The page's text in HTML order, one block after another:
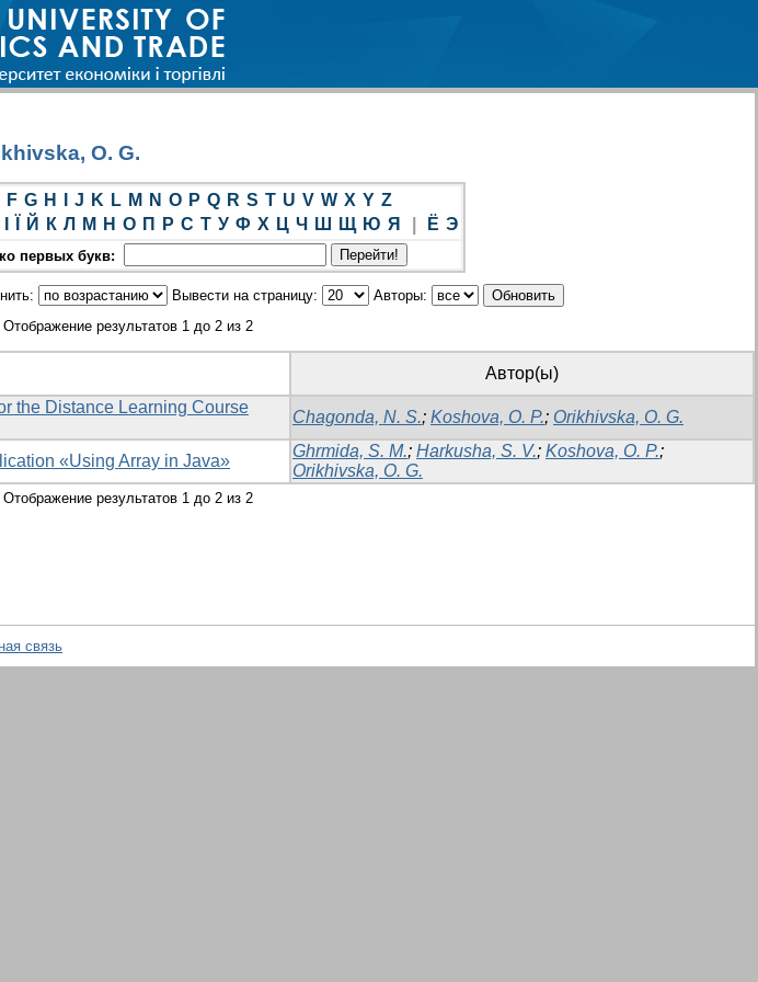
O. G.
F G H J K L M N O P Q R S T U V W X Y Z
Й К Л М Н О П Р С Т У Ф Х Ц Ч Ш Щ Ю Я Ё Э
первых букв:
Вывести на страницу:
Авторы:
Отображение результатов 1 до 2 из 2
Автор(ы)
the Distance Learning Course
Chagonda, N. S.; Koshova, O. P.; Orikhivska, O. G.
«Using Array in Java»
Ghrmida, S. M.; Harkusha, S. V.; Koshova, O. P.;
Orikhivska, O. G.
Отображение результатов 1 до 2 из 2
связь